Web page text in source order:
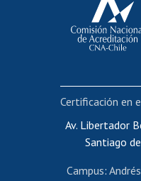
Cursos
Portal
Av. Libertador
Santiago
Campus:
Certificación en